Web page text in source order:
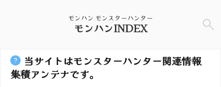
モンハン モンスターハンター
モンハンINDEX
当サイトはモンスターハンター関連情報
集積アンテナです。